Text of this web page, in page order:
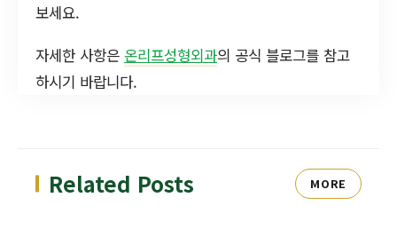
보세요.
자세한 사항은 온리프성형외과의 공식 블로그를 참고
하시기 바랍니다.
Related Posts MORE